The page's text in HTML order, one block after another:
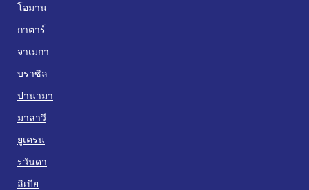
โอมาน
กาตาร์
จาเมกา
บราซิล
ปานามา
มาลาวี
ยูเครน
รวันดา
ลิเบีย